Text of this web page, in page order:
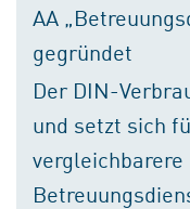
AA
gegründet
Der DIN-
und setzt sich
vergleichbarere